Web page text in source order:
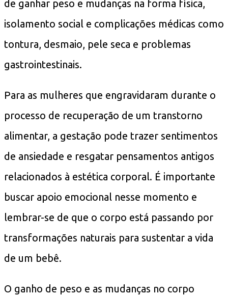
de ganhar peso e mudanças na forma física,
isolamento social e complicações médicas como
tontura, desmaio, pele seca e problemas
gastrointestinais.
Para as mulheres que engravidaram durante o
processo de recuperação de um transtorno
alimentar, a gestação pode trazer sentimentos
de ansiedade e resgatar pensamentos antigos
relacionados à estética corporal. É importante
buscar apoio emocional nesse momento e
lembrar-se de que o corpo está passando por
transformações naturais para sustentar a vida
de um bebê.
O ganho de peso e as mudanças no corpo